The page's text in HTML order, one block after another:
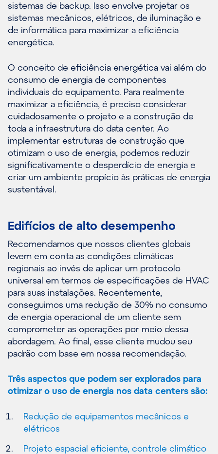
sistemas de backup. Isso envolve projetar os
sistemas mecânicos, elétricos, de iluminação e
de informática para maximizar a eficiência
energética.
O conceito de eficiência energética vai além do
consumo de energia de componentes
individuais do equipamento. Para realmente
maximizar a eficiência, é preciso considerar
cuidadosamente o projeto e a construção de
toda a infraestrutura do data center. Ao
implementar estruturas de construção que
otimizam o uso de energia, podemos reduzir
significativamente o desperdício de energia e
criar um ambiente propício às práticas de energia
sustentável.
Edifícios de alto desempenho
Recomendamos que nossos clientes globais
levem em conta as condições climáticas
regionais ao invés de aplicar um protocolo
universal em termos de especificações de HVAC
para suas instalações. Recentemente,
conseguimos uma redução de 30% no consumo
de energia operacional de um cliente sem
comprometer as operações por meio dessa
abordagem. Ao final, esse cliente mudou seu
padrão com base em nossa recomendação.
Três aspectos que podem ser explorados para
otimizar o uso de energia nos data centers são:
Redução de equipamentos mecânicos e
elétricos
Projeto espacial eficiente, controle climático